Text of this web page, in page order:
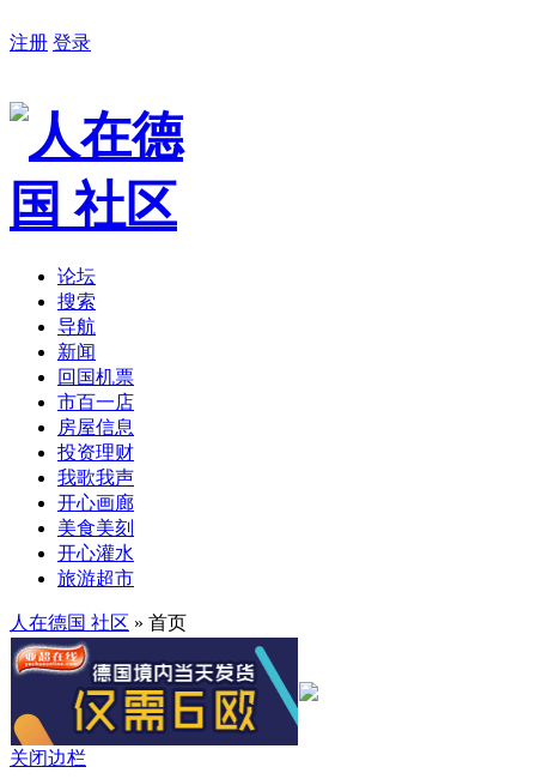
注册 登录
论坛
搜索
导航
新闻
回国机票
市百一店
房屋信息
投资理财
我歌我声
开心画廊
美食美刻
开心灌水
旅游超市
人在德国 社区 » 首页
关闭边栏